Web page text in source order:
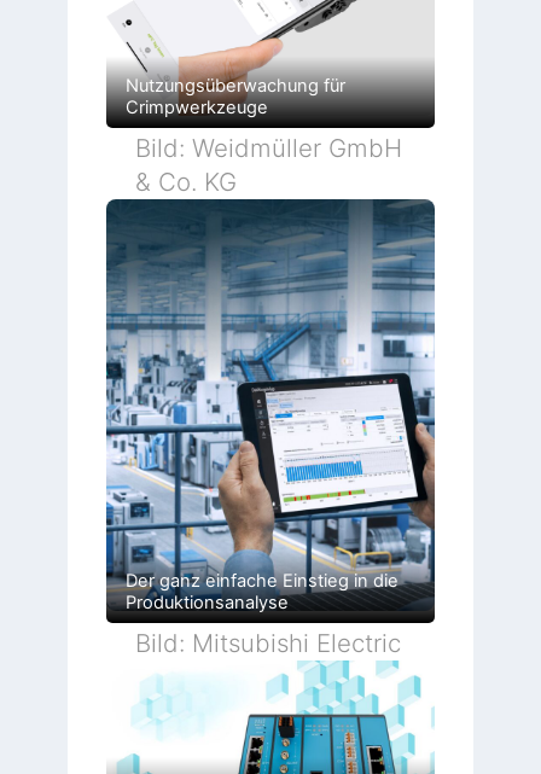
Nutzungsüberwachung für
Crimpwerkzeuge
Bild: Weidmüller GmbH
& Co. KG
Der ganz einfache Einstieg in die
Produktionsanalyse
Bild: Mitsubishi Electric